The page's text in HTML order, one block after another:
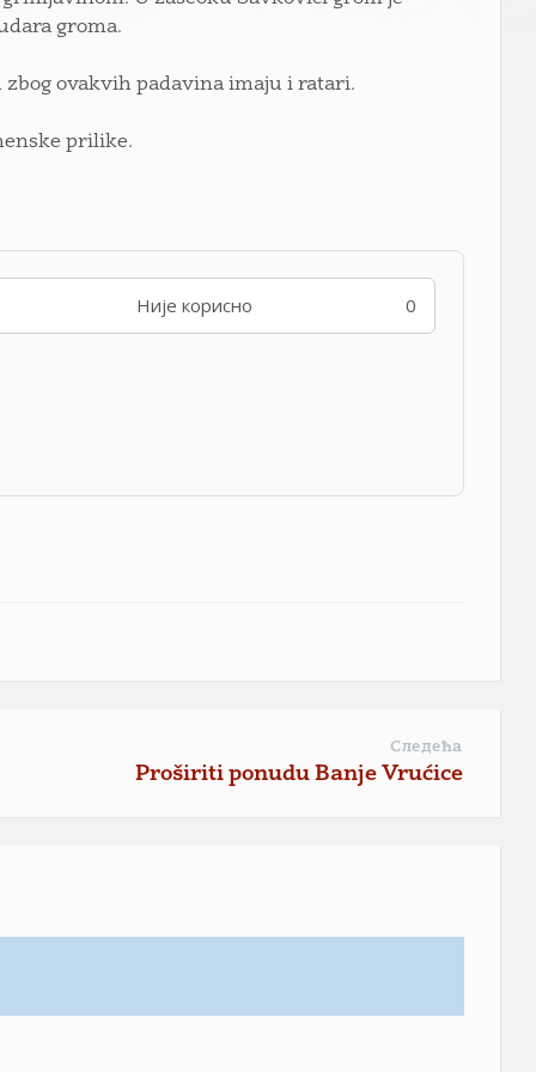
groma.
zbog ovakvih padavina imaju i ratari.
prilike.
Није корисно 0
Следећа
Proširiti ponudu Banje Vrućice